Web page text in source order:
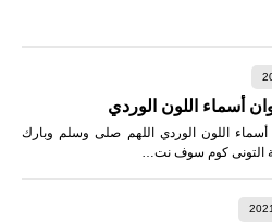
أسماء اللون الوردي
أسماء اللون الوردي اللهم صلى وسلم وبارك
التونى كوم سوف نت…